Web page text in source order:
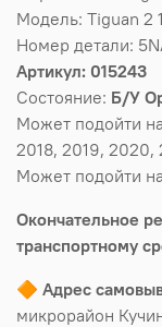
Модель: Tiguan 2
Номер детали:
Артикул: 015243
Состояние: Б/У
Может подойти
2018, 2019,
Может подойти на
Окончательное
транспортному
🔶 Адрес
микрорайон